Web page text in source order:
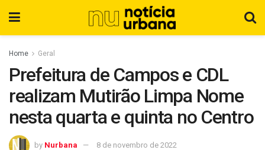
Home Geral
Prefeitura de Campos e CDL
realizam Mutirão Limpa Nome
nesta quarta e quinta no Centro
by Nurbana 8 de novembro de 2022